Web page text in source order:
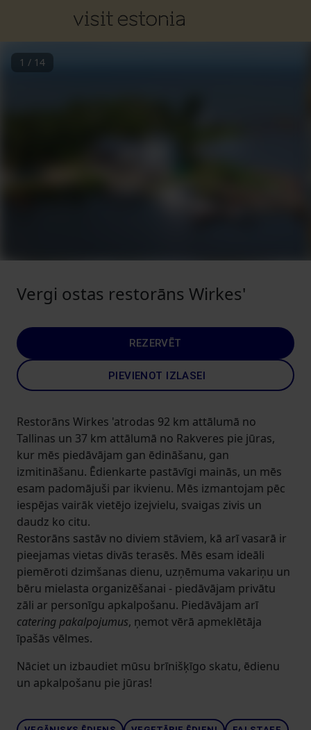
1 / 14
Vergi ostas restorāns Wirkes'
REZERVĒT
PIEVIENOT IZLASEI
Restorāns Wirkes 'atrodas 92 km attālumā no
Tallinas un 37 km attālumā no Rakveres pie jūras,
kur mēs piedāvājam gan ēdināšanu, gan
izmitināšanu. Ēdienkarte pastāvīgi mainās, un mēs
esam padomājuši par ikvienu. Mēs izmantojam pēc
iespējas vairāk vietējo izejvielu, svaigas zivis un
daudz ko citu.
Restorāns sastāv no diviem stāviem, kā arī vasarā ir
pieejamas vietas divās terasēs. Mēs esam ideāli
piemēroti dzimšanas dienu, uzņēmuma vakariņu un
bēru mielasta organizēšanai - piedāvājam privātu
zāli ar personīgu apkalpošanu. Piedāvājam arī
catering pakalpojumus, ņemot vērā apmeklētāja
īpašās vēlmes.
Nāciet un izbaudiet mūsu brīnišķīgo skatu, ēdienu
un apkalpošanu pie jūras!